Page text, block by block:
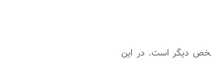
شخص دیگر است. در این